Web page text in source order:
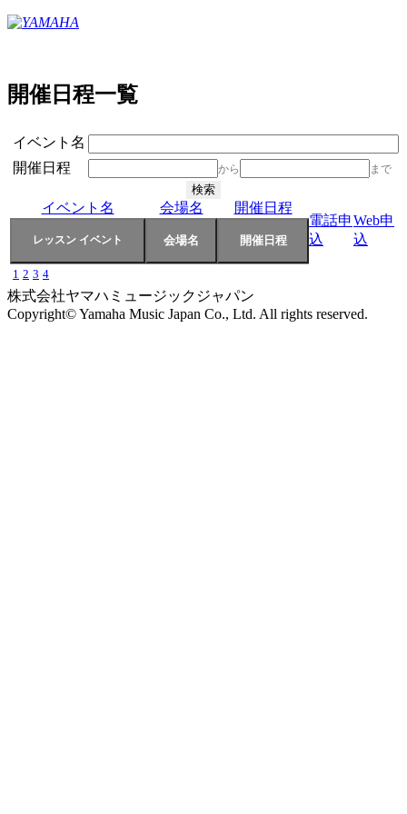
開催日程一覧
イベント名
開催日程
から まで
イベント名 会場名
開催日程
電話申
込
Web申
込
1 2 3 4
株式会社ヤマハミュージックジャパン
Copyright© Yamaha Music Japan Co., Ltd. All rights reserved.